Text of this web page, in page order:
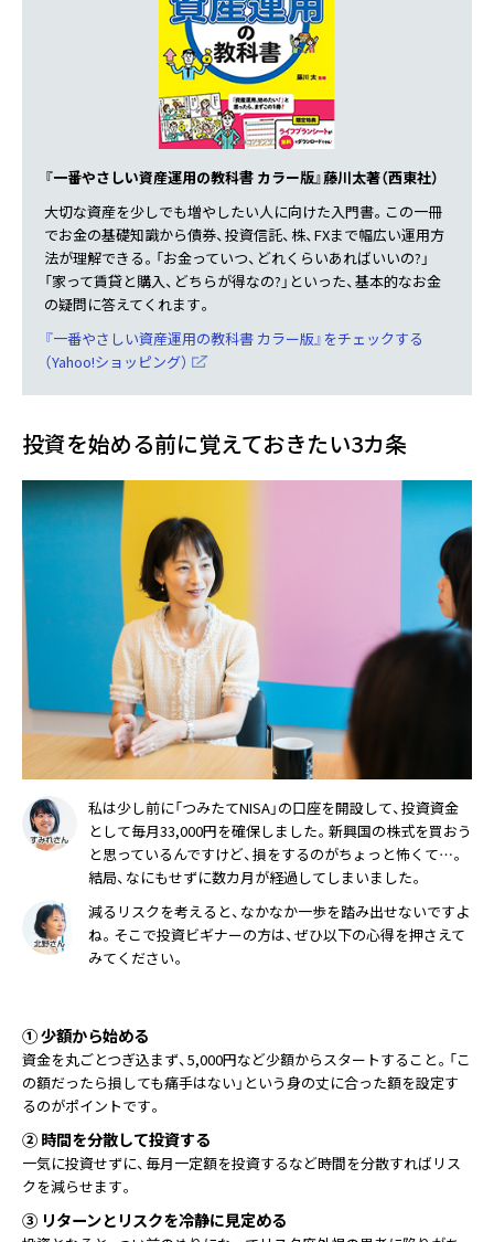
『一番やさしい資産運用の教科書 カラー版』藤川太著（西東社）
大切な資産を少しでも増やしたい人に向けた入門書。この一冊
でお金の基礎知識から債券、投資信託、株、FXまで幅広い運用方
法が理解できる。「お金っていつ、どれくらいあればいいの?」
「家って賃貸と購入、どちらが得なの?」といった、基本的なお金
の疑問に答えてくれます。
『一番やさしい資産運用の教科書 カラー版』をチェックする
（Yahoo!ショッピング）
投資を始める前に覚えておきたい3カ条
私は少し前に「つみたてNISA」の口座を開設して、投資資金
として毎月33,000円を確保しました。新興国の株式を買おう
と思っているんですけど、損をするのがちょっと怖くて…。
結局、なにもせずに数カ月が経過してしまいました。
減るリスクを考えると、なかなか一歩を踏み出せないですよ
ね。そこで投資ビギナーの方は、ぜひ以下の心得を押さえて
みてください。
① 少額から始める
資金を丸ごとつぎ込まず、5,000円など少額からスタートすること。「こ
の額だったら損しても痛手はない」という身の丈に合った額を設定す
るのがポイントです。
② 時間を分散して投資する
一気に投資せずに、毎月一定額を投資するなど時間を分散すればリス
クを減らせます。
③ リターンとリスクを冷静に見定める